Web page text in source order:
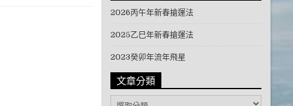
2026丙午年新春搶運法
2025乙巳年新春搶運法
2023癸卯年流年飛星
文章分類
文章分類